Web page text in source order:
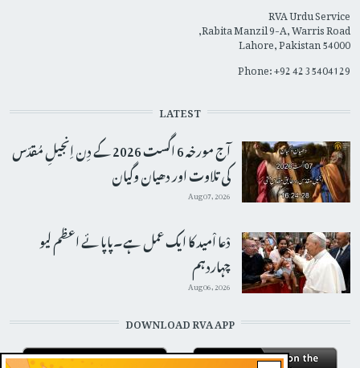
RVA Urdu Service
Rabita Manzil 9-A, Warris Road,
Lahore, Pakistan 54000
Phone: +92 42 35404129
LATEST
آج مورخہ 6 اگست 2026 کے دِن اِنجیلِ مُقدّس
کی تلاوت اور دھیان وگیان
Aug 07, 2026
دْعا اْمید کا ایک عمل ہے۔پاپائے اعظم لیو
چہاردہم
Aug 06, 2026
DOWNLOAD RVA APP